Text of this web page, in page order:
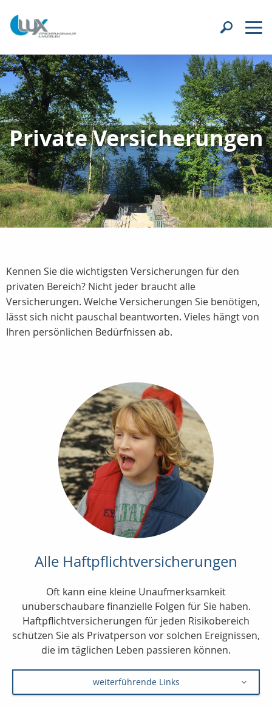
Private Versicherungen
Kennen Sie die wichtigsten Versicherungen für den
privaten Bereich? Nicht jeder braucht alle
Versicherungen. Welche Versicherungen Sie benötigen,
lässt sich nicht pauschal beantworten. Vieles hängt von
Ihren persönlichen Bedürfnissen ab.
Alle Haftpflichtversicherungen
Oft kann eine kleine Unaufmerksamkeit
unüberschaubare finanzielle Folgen für Sie haben.
Haftpflichtversicherungen für jeden Risikobereich
schützen Sie als Privatperson vor solchen Ereignissen,
die im täglichen Leben passieren können.
weiterführende Links